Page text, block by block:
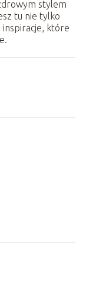
stylem
tu nie tylko
inspiracje, które